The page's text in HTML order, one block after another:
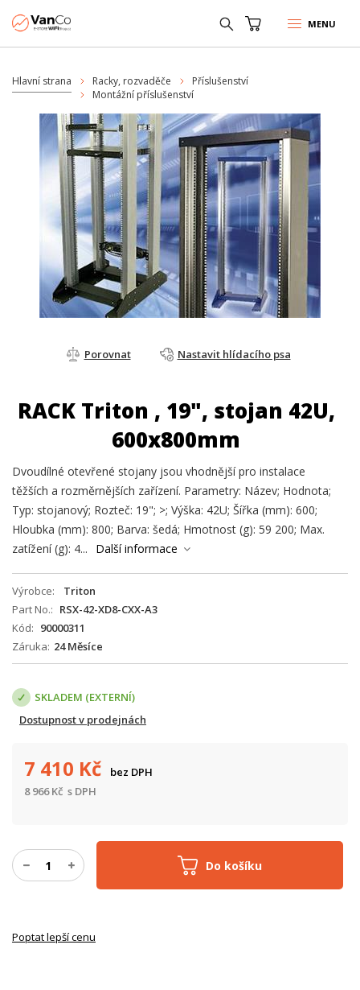
MENU
Hlavní strana Racky, rozvaděče
Příslušenství
Montážní příslušenství
Porovnat Nastavit hlídacího psa
RACK Triton , 19", stojan 42U,
600x800mm
Dvoudílné otevřené stojany jsou vhodnější pro instalace
těžších a rozměrnějších zařízení. Parametry: Název; Hodnota;
Typ: stojanový; Rozteč: 19"; >; Výška: 42U; Šířka (mm): 600;
Hloubka (mm): 800; Barva: šedá; Hmotnost (g): 59 200; Max.
zatížení (g): 4...
Další informace
Výrobce
Triton
Part No.
RSX-42-XD8-CXX-A3
Kód
90000311
Záruka 24 Měsíce
SKLADEM (EXTERNÍ)
Dostupnost v prodejnách
Do košíku
7 410 Kč
bez DPH
8 966Kč s DPH
Poptat lepší cenu